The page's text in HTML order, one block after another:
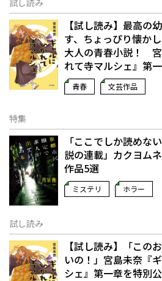
【試し読み】最高の
す、ちょっぴり懐か
大人の青春小説！
れて寺マルシェ』第
青春 文芸作品
特集
「ここでしか読めな
説の連載」――カクヨ
作品5選
ミステリ ホラー
試し読み
【試し読み】「この
いの！」宮島未奈『
シェ』第一章を特別